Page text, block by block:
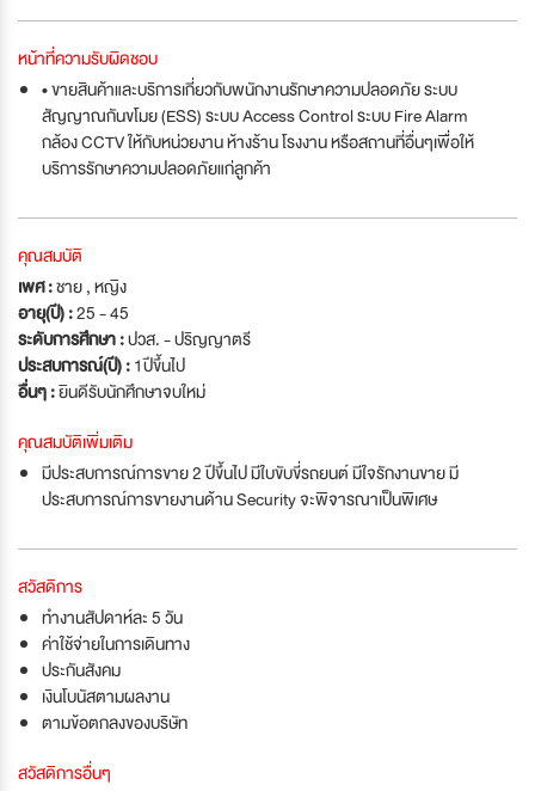
หน้าที่ความรับผิดชอบ
• ขายสินค้าและบริการเกี่ยวกับพนักงานรักษาความปลอดภัย ระบบ
สัญญาณกันขโมย (ESS) ระบบ Access Control ระบบ Fire Alarm
กล้อง CCTV ให้กับหน่วยงาน ห้างร้าน โรงงาน หรือสถานที่อื่นๆเพื่อให้
บริการรักษาความปลอดภัยแก่ลูกค้า
คุณสมบัติ
เพศ :ชาย , หญิง
อายุ(ปี) :25 - 45
ระดับการศึกษา :ปวส. - ปริญญาตรี
ประสบการณ์(ปี) :1ปีขึ้นไป
อื่นๆ :ยินดีรับนักศึกษาจบใหม่
คุณสมบัติเพิ่มเติม
มีประสบการณ์การขาย 2 ปีขึ้นไป มีใบขับขี่รถยนต์ มีใจรักงานขาย มี
ประสบการณ์การขายงานด้าน Security จะพิจารณาเป็นพิเศษ
สวัสดิการ
ทำงานสัปดาห์ละ 5 วัน
ค่าใช้จ่ายในการเดินทาง
ประกันสังคม
เงินโบนัสตามผลงาน
ตามข้อตกลงของบริษัท
สวัสดิการอื่นๆ